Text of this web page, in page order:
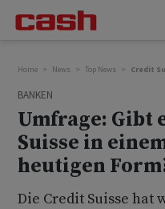
Home News Top News Credit
BANKEN
Umfrage: Gibt
Suisse in
heutigen
Die Credit Suisse hat